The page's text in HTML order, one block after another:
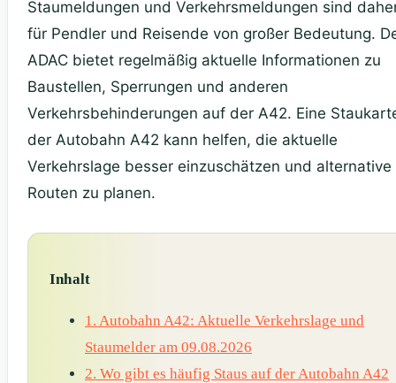
Staumeldungen und Verkehrsmeldungen sind
für Pendler und Reisende von großer Bedeutung.
ADAC bietet regelmäßig aktuelle Informationen zu
Baustellen, Sperrungen und anderen
Verkehrsbehinderungen auf der A42. Eine
der Autobahn A42 kann helfen, die aktuelle
Verkehrslage besser einzuschätzen und alternative
Routen zu planen.
Inhalt
1. Autobahn A42: Aktuelle Verkehrslage und
Staumelder am 09.08.2026
2. Wo gibt es häufig Staus auf der Autobahn A42